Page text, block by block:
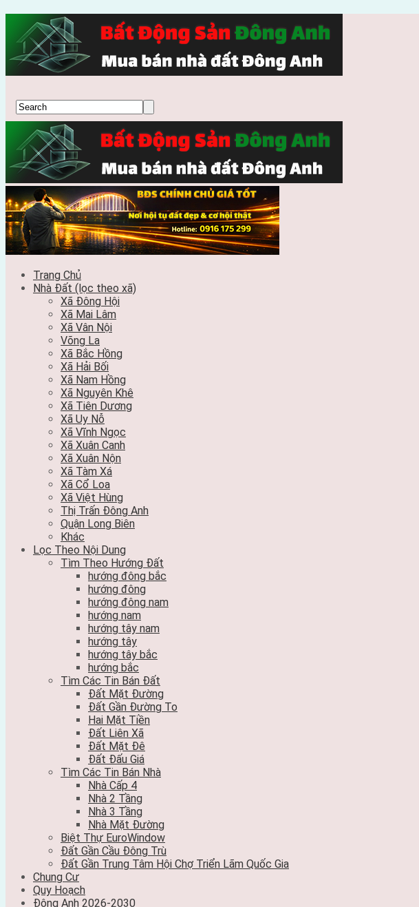
Trang Chủ
Nhà Đất (lọc theo xã)
Xã Đông Hội
Xã Mai Lâm
Xã Vân Nội
Võng La
Xã Bắc Hồng
Xã Hải Bối
Xã Nam Hồng
Xã Nguyên Khê
Xã Tiên Dương
Xã Uy Nỗ
Xã Vĩnh Ngọc
Xã Xuân Canh
Xã Xuân Nộn
Xã Tàm Xá
Xã Cổ Loa
Xã Việt Hùng
Thị Trấn Đông Anh
Quận Long Biên
Khác
Lọc Theo Nội Dung
Tìm Theo Hướng Đất
hướng đông bắc
hướng đông
hướng đông nam
hướng nam
hướng tây nam
hướng tây
hướng tây bắc
hướng bắc
Tìm Các Tin Bán Đất
Đất Mặt Đường
Đất Gần Đường To
Hai Mặt Tiền
Đất Liên Xã
Đất Mặt Đê
Đất Đấu Giá
Tìm Các Tin Bán Nhà
Nhà Cấp 4
Nhà 2 Tầng
Nhà 3 Tầng
Nhà Mặt Đường
Biệt Thự EuroWindow
Đất Gần Cầu Đông Trù
Đất Gần Trung Tâm Hội Chợ Triển Lãm Quốc Gia
Chung Cư
Quy Hoạch
Đông Anh 2026-2030